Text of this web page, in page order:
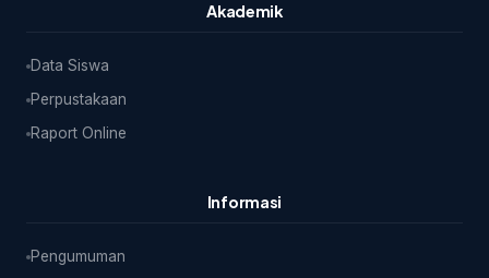
Akademik
Data Siswa
Perpustakaan
Raport Online
Informasi
Pengumuman